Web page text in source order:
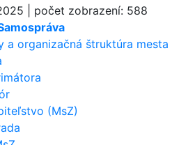
a organizačná štruktúra mesta
(MsZ)
počet zobrazení: 588